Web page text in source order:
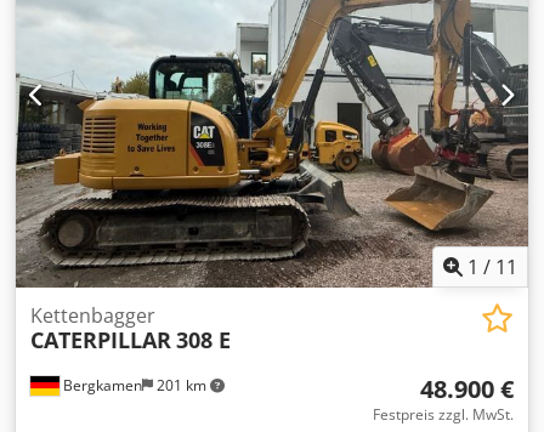
1 / 11
Bergkamen 201 km
Kettenbagger
CATERPILLAR 308 E
48.900 €
Festpreis zzgl. MwSt.